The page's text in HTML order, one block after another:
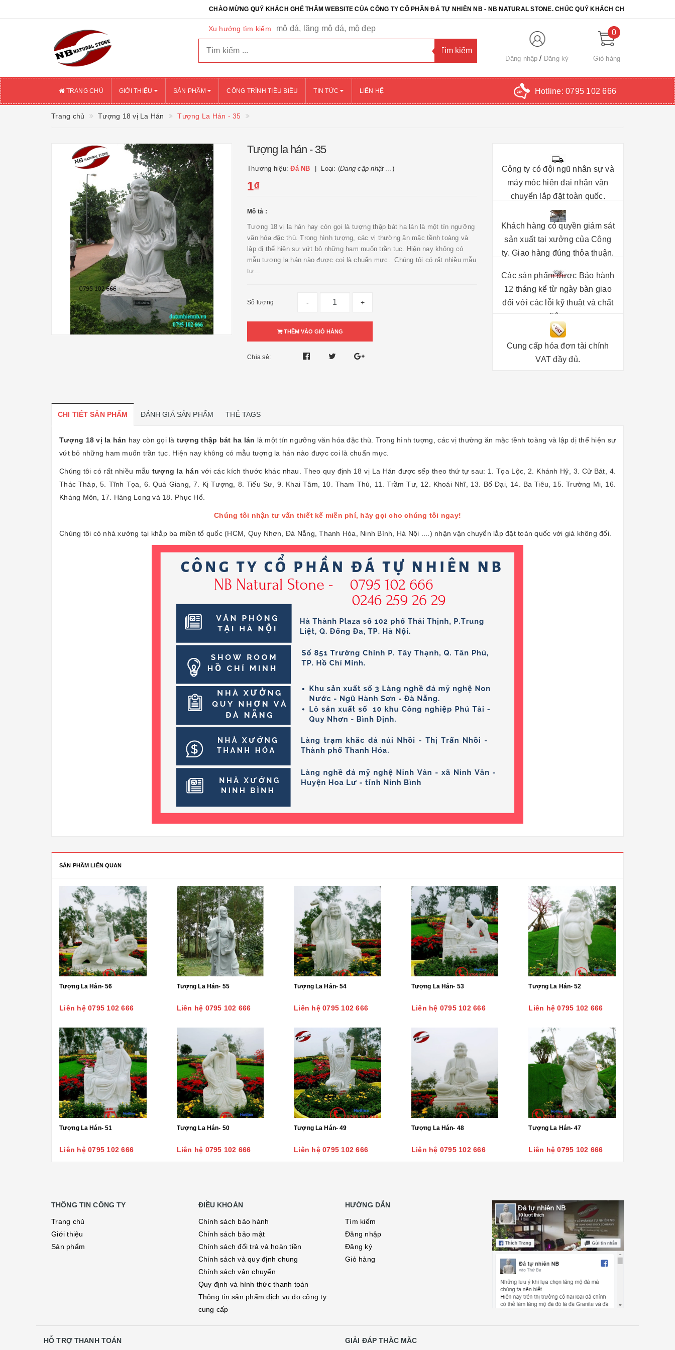
CHÀO MỪNG QUÝ KHÁCH GHÉ THĂM WEBSITE CỦA CÔNG TY CỔ PHẦN ĐÁ TỰ NHIÊN NB - NB NATURAL STONE. CHÚC QUÝ KHÁCH CHỌN ĐƯỢC SẢN PHẨM
Xu hướng tìm kiếm mộ đá, lăng mộ đá, mộ đẹp
Đăng nhập Đăng ký
0
Giỏ hàng
TRANG CHỦ GIỚI THIỆU SẢN PHẨM CÔNG TRÌNH TIÊU BIỂU TIN TỨC LIÊN HỆ Hotline: 0795 102 666
Trang chủ Tượng 18 vị La Hán Tượng La Hán - 35
Tượng la hán - 35
Thương hiệu:Đá NB Loại: (Đang cập nhật ...)
1₫
Mô tả :
Tượng 18 vị la hán hay còn gọi là tượng thập bát ha lán là một tín ngưỡng
văn hóa đặc thù. Trong hình tượng, các vị thường ăn mặc tềnh toàng và
lập dị thể hiện sự vứt bỏ những ham muốn trần tục. Hiện nay không có
mẫu tượng la hán nào được coi là chuẩn mực. Chúng tôi có rất nhiều mẫu
tư...
Số lượng - +
THÊM VÀO GIỎ HÀNG
Chia sẻ:
Công ty có đội ngũ nhân sự và
máy móc hiện đại nhận vận
chuyển lắp đặt toàn quốc.
Khách hàng có quyền giám sát
sản xuất tại xưởng của Công
ty. Giao hàng đúng thỏa thuận.
Các sản phẩm được Bảo hành
12 tháng kể từ ngày bàn giao
đối với các lỗi kỹ thuật và chất
liệu.
Cung cấp hóa đơn tài chính
VAT đầy đủ.
CHI TIẾT SẢN PHẨM ĐÁNH GIÁ SẢN PHẨM THẺ TAGS
Tượng 18 vị la hán hay còn gọi là tượng thập bát ha lán là một tín ngưỡng văn hóa đặc thù. Trong hình tượng, các vị thường ăn mặc tềnh toàng và lập dị thể hiện sự
vứt bỏ những ham muốn trần tục. Hiện nay không có mẫu tượng la hán nào được coi là chuẩn mực.
Chúng tôi có rất nhiều mẫutượng la hán với các kích thước khác nhau. Theo quy định 18 vị La Hán được sếp theo thứ tự sau: 1. Tọa Lộc, 2. Khánh Hỷ, 3. Cử Bát, 4.
Thác Tháp, 5. Tĩnh Tọa, 6. Quá Giang, 7. Kị Tượng, 8. Tiếu Sư, 9. Khai Tâm, 10. Tham Thủ, 11. Trầm Tư, 12. Khoái Nhĩ, 13. Bố Đại, 14. Ba Tiêu, 15. Trường Mi, 16.
Kháng Môn, 17. Hàng Long và 18. Phục Hổ.
Chúng tôi nhận tư vấn thiết kế miễn phí, hãy gọi cho chúng tôi ngay!
Chúng tôi có nhà xưởng tại khắp ba miền tổ quốc (HCM, Quy Nhơn, Đà Nẵng, Thanh Hóa, Ninh Bình, Hà Nội ....) nhận vận chuyển lắp đặt toàn quốc với giá không đổi.
SẢN PHẨM LIÊN QUAN
Tượng La Hán- 56
Liên hệ 0795 102 666
Tượng La Hán- 55
Liên hệ 0795 102 666
Tượng La Hán- 54
Liên hệ 0795 102 666
Tượng La Hán- 53
Liên hệ 0795 102 666
Tượng La Hán- 52
Liên hệ 0795 102 666
Tượng La Hán- 51
Liên hệ 0795 102 666
Tượng La Hán- 50
Liên hệ 0795 102 666
Tượng La Hán- 49
Liên hệ 0795 102 666
Tượng La Hán- 48
Liên hệ 0795 102 666
Tượng La Hán- 47
Liên hệ 0795 102 666
THÔNG TIN CÔNG TY
Trang chủ
Giới thiệu
Sản phẩm
ĐIỀU KHOẢN
Chính sách bảo hành
Chính sách bảo mật
Chính sách đổi trả và hoàn tiền
Chính sách và quy định chung
Chính sách vận chuyển
Quy định và hình thức thanh toán
Thông tin sản phẩm dịch vụ do công ty
cung cấp
HƯỚNG DẪN
Tìm kiếm
Đăng nhập
Đăng ký
Giỏ hàng
HỖ TRỢ THANH TOÁN GIẢI ĐÁP THẮC MẮC